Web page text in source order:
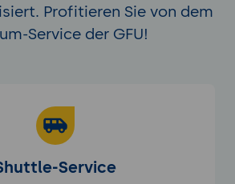
Profitieren Sie von dem
Service der GFU!
Service